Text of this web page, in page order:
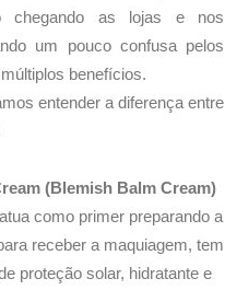
chegando as lojas e nos
um pouco confusa pelos
benefícios.
entender a diferença entre
(Blemish Balm Cream)
como primer preparando a
receber a maquiagem, tem
proteção solar, hidratante e